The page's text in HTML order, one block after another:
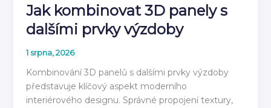
Jak kombinovat 3D panely s
dalšími prvky výzdoby
1 srpna, 2026
Kombinování 3D panelů s dalšími prvky výzdoby
představuje klíčový aspekt moderního
interiérového designu. Správné propojení textury,